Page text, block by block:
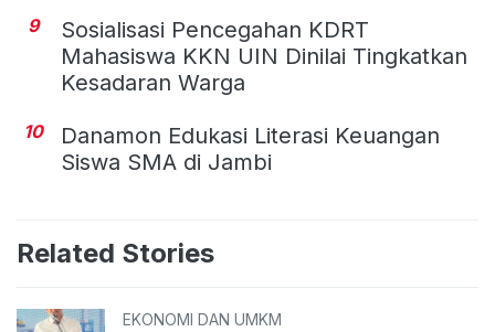
9
Sosialisasi Pencegahan KDRT
Mahasiswa KKN UIN Dinilai Tingkatkan
Kesadaran Warga
10
Danamon Edukasi Literasi Keuangan
Siswa SMA di Jambi
Related Stories
EKONOMI DAN UMKM